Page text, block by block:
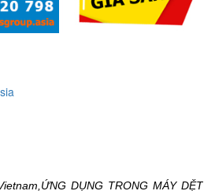
DỤNG TRONG MÁY DỆT